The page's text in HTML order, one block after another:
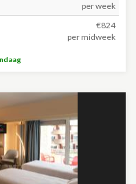
per week
€824
per midweek